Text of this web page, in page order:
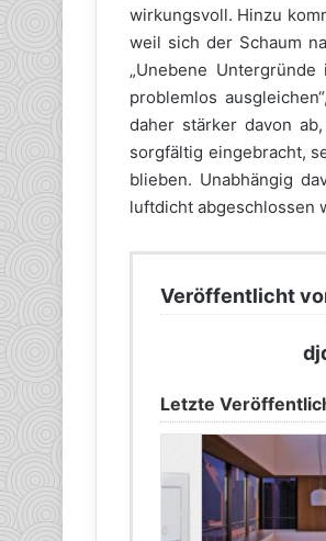
wirkungsvoll. Hinzu
weil sich der Schaum
„Unebene
problemlos
daher stärker davon
sorgfältig eingebracht,
blieben. Unabhängig
luftdicht abgeschlossen
Veröffentlicht
Letzte